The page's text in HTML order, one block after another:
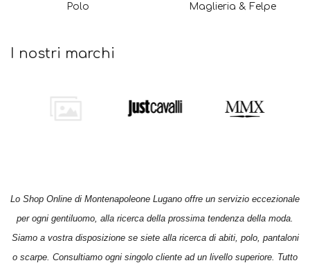
Polo Maglieria & Felpe
I nostri marchi
Lo Shop Online di Montenapoleone Lugano offre un servizio eccezionale
per ogni gentiluomo, alla ricerca della prossima tendenza della moda.
Siamo a vostra disposizione se siete alla ricerca di abiti, polo, pantaloni
o scarpe. Consultiamo ogni singolo cliente ad un livello superiore. Tutto